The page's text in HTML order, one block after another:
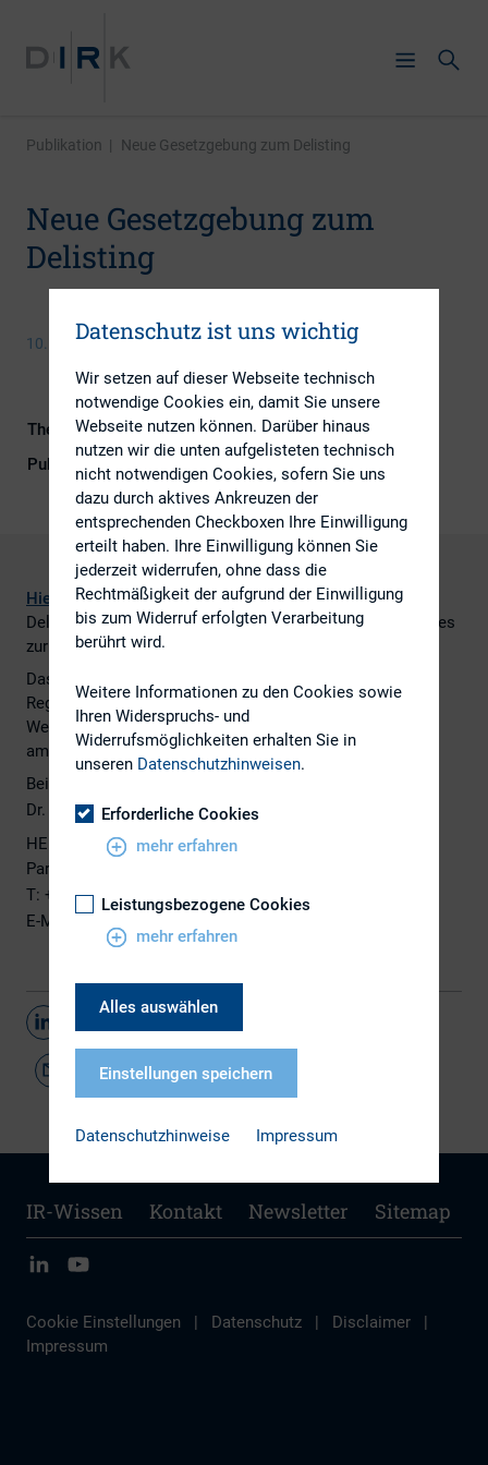
Publikation | Neue Gesetzgebung zum Delisting
Neue Gesetzgebung zum
Delisting
10. November 2015
Themengebiet
Kapitalmarktrecht
Publikationsform
Externe Publikationen
Hier
finden Sie Informationen zur Neuregelung des
Delistings im Rahmen des deutschen Umsetzungsgesetzes
zur Änderungsrichtlinie der EU-Transparenzrichtlinie.
Das Umsetzungsgesetz enthält weitere praxisrelevante
Regelungen, etwa zu Stimmrechtsmitteilungen nach dem
Wertpapierhandelsgesetz. Alle Änderungen treten bereits
am 27. November 2015, also sehr kurzfristig in Kraft.
Bei
Dr.
Mirko Sickinger, LL.M. (Columbia)
HEUKING KÜHN LÜER WOJTEK
PartGmbB
T: +49 69 97561-461
E-Mail: m.sickinger@heuking.de
IR-Wissen Kontakt Newsletter Sitemap
Cookie Einstellungen | Datenschutz | Disclaimer
|
Impressum
Datenschutz ist uns wichtig
Wir setzen auf dieser Webseite technisch
notwendige Cookies ein, damit Sie unsere
Webseite nutzen können. Darüber hinaus
nutzen wir die unten aufgelisteten technisch
nicht notwendigen Cookies, sofern Sie uns
dazu durch aktives Ankreuzen der
entsprechenden Checkboxen Ihre Einwilligung
erteilt haben. Ihre Einwilligung können Sie
jederzeit widerrufen, ohne dass die
Rechtmäßigkeit der aufgrund der Einwilligung
bis zum Widerruf erfolgten Verarbeitung
berührt wird.
Weitere Informationen zu den Cookies sowie
Ihren Widerspruchs- und
Widerrufsmöglichkeiten erhalten Sie in
unseren Datenschutzhinweisen.
Erforderliche Cookies
mehr erfahren
Leistungsbezogene Cookies
mehr erfahren
Alles auswählen
Einstellungen speichern
Datenschutzhinweise Impressum